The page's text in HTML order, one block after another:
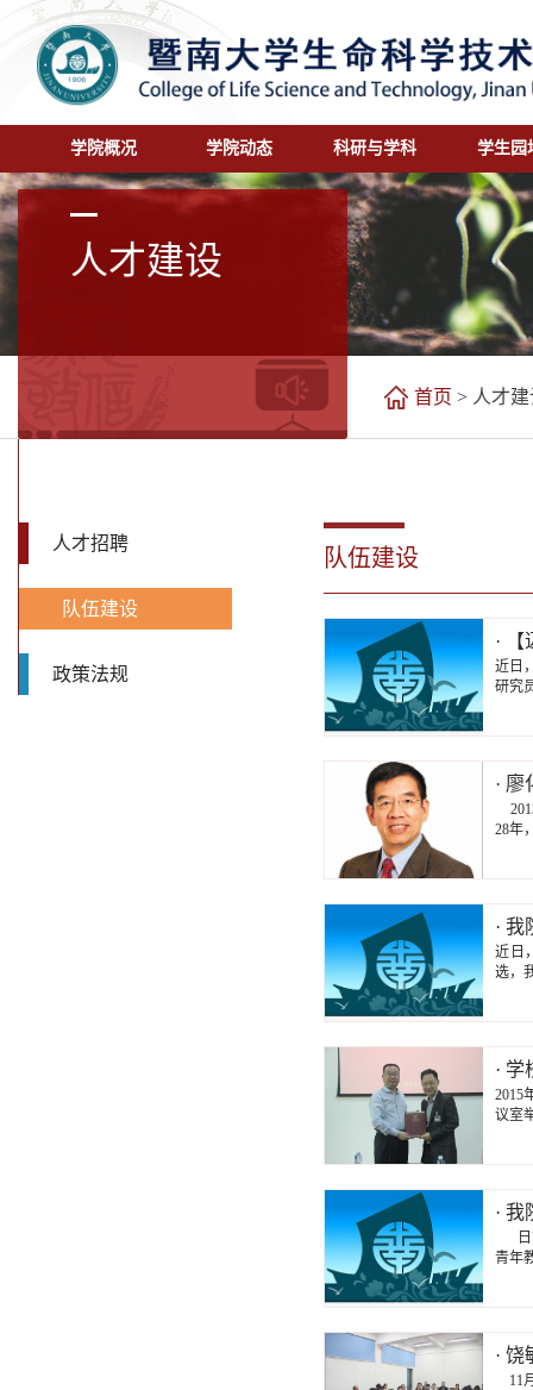
学院概况 学院动态 科研与学科 学生园
人才建设
首页 > 人才建
人才招聘
队伍建设
政策法规
队伍建设
·
近日
研究
·
28年
·
近日
选，
·
2015
议室
·
日
青年
·
11